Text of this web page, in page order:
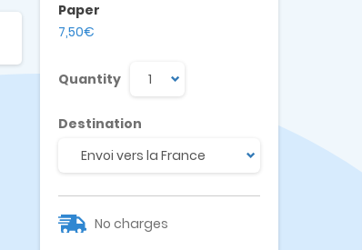
Paper
7,50€
Quantity
Destination
No charges